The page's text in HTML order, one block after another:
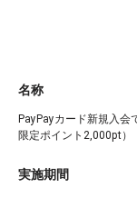
名称
PayPayカード新規入会
限定ポイント2,000pt）
実施期間